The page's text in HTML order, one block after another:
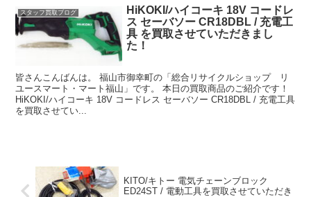
スタッフ買取ブログ
HiKOKI/ハイコーキ 18V コードレ
ス セーバソー CR18DBL / 充電工
具 を買取させていただきまし
た！
皆さんこんばんは。 福山市御幸町の「総合リサイクルショップ リ
ユースマート・マート福山」です。 本日の買取商品のご紹介です！
HiKOKI/ハイコーキ 18V コードレス セーバソー CR18DBL / 充電工具
を買取させてい...
KITO/キトー 電気チェーンブロック
ED24ST / 電動工具を買取させていただき